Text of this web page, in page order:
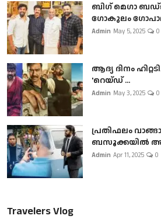
ബി​ഗ് മെഗാ
ഗോകുലം
Admin May 5, 2025 0
ആദ്യ ദിനം
'റെയ്ഡ് ...
Admin May 3, 2025 0
പ്രതിഫലം
ബസൂക്കയില്‍
Admin Apr 11, 2025 0
Travelers Vlog